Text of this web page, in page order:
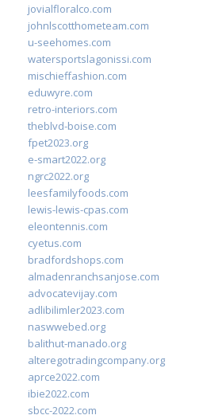
jovialfloralco.com
johnlscotthometeam.com
u-seehomes.com
watersportslagonissi.com
mischieffashion.com
eduwyre.com
retro-interiors.com
theblvd-boise.com
fpet2023.org
e-smart2022.org
ngrc2022.org
leesfamilyfoods.com
lewis-lewis-cpas.com
eleontennis.com
cyetus.com
bradfordshops.com
almadenranchsanjose.com
advocatevijay.com
adlibilimler2023.com
naswwebed.org
balithut-manado.org
alteregotradingcompany.org
aprce2022.com
ibie2022.com
sbcc-2022.com